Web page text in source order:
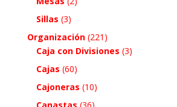
Sillas (3)
Organización (221)
Caja con Divisiones (3)
Cajas (60)
Cajoneras (10)
Canastas (36)